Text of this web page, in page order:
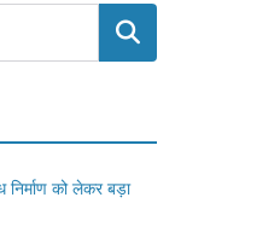
Search
को लेकर बड़ा